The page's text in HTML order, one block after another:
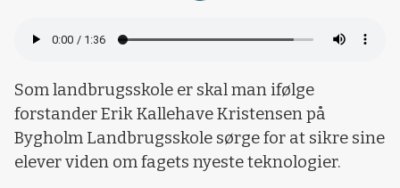
Som landbrugsskole er skal man ifølge
forstander Erik Kallehave Kristensen på
Bygholm Landbrugsskole sørge for at sikre sine
elever viden om fagets nyeste teknologier.